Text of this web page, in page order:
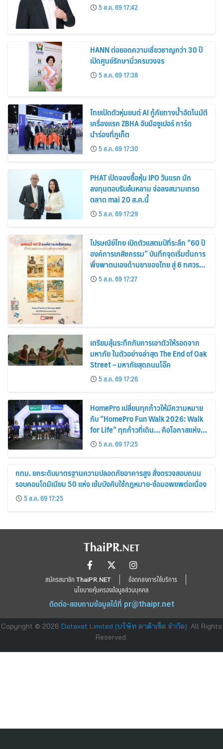
5 ส.ค. 69 17:42
HANN ต่อยอดความเชี่ยวชาญกว่า 30 ปี
เปิดศูนย์รักษานิ่วครบวงจร
5 ส.ค. 69 17:38
ไทยเปิดตัวหุ่นยนต์ AI กู้ภัยทางน้ำอัตโนมัติ
เครื่องแรก ZBHA จับมือซูเปอร์ การ์ด
นำร่องที่ภูเก็ต
5 ส.ค. 69 17:30
PHAT เปิดจองซื้อหุ้น IPO วันแรก นัก
ลงทุนตอบรับล้นหลาม จ่อลงสนามเทรด
ตลาด mai 20 ส.ค.นี้
5 ส.ค. 69 17:29
ไปรษณีย์ไทย เปิดตัวแสตมป์ที่ระลึก “60 ปี
องค์การเภสัชกรรม” บันทึกจุดเริ่มต้นการ
พึ่งพาตนเองด้านยาของไทย สู่ 6 ทศวรรษ
แห่งการพัฒนาสุขภาพคนไทย
5 ส.ค. 69 17:27
เตรียมลุ้นระทึกกับการเอาตัวให้รอดจาก
มหาภัย ในตัวอย่างล่าสุด The End of Oak
Street – มหาภัยสุดถนนโอ๊ค
5 ส.ค. 69 17:26
HomePro เปลี่ยนทุกก้าวให้มีความหมาย
กับ “HomePro Fun Walk 2026: Walk
for Life” ทุกก้าวที่เดิน… คือโอกาสแห่ง
การมีชีวิต
5 ส.ค. 69 17:25
กทม. ยกระดับมาตรฐานความปลอดภัยอาคารสูง สั่งตรวจสอบถนน
รอบคอนโดมิเนียม 50 แห่ง เข้มบังคับใช้กฎหมาย-ซ้อมอพยพต่อเนื่อง
5 ส.ค. 69 17:25
สมัครสมาชิก ThaiPR.NET
ข้อตกลงการใช้บริการ
นโยบายคุ้มครองข้อมูลส่วนบุคคล
ติดต่อ-สอบถามข้อมูลได้ที่ pr@thaipr.net
Copyright © 2026 Dataxet Limited (บริษัท ดาต้าเซ็ต จำกัด). All Rights
Reserved.